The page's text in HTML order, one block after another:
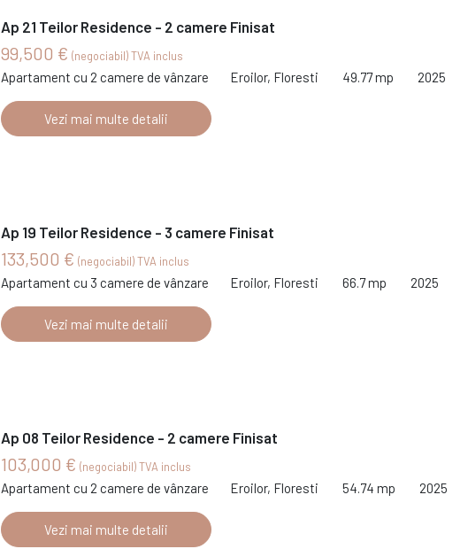
Ap 21 Teilor Residence - 2 camere Finisat
99,500 € (negociabil) TVA inclus
Apartament cu 2 camere de vânzare Eroilor, Floresti 49.77 mp 2025
Vezi mai multe detalii
Ap 19 Teilor Residence - 3 camere Finisat
133,500 € (negociabil) TVA inclus
Apartament cu 3 camere de vânzare Eroilor, Floresti 66.7 mp 2025
Vezi mai multe detalii
Ap 08 Teilor Residence - 2 camere Finisat
103,000 € (negociabil) TVA inclus
Apartament cu 2 camere de vânzare Eroilor, Floresti 54.74 mp 2025
Vezi mai multe detalii